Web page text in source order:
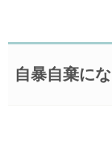
自暴自棄に